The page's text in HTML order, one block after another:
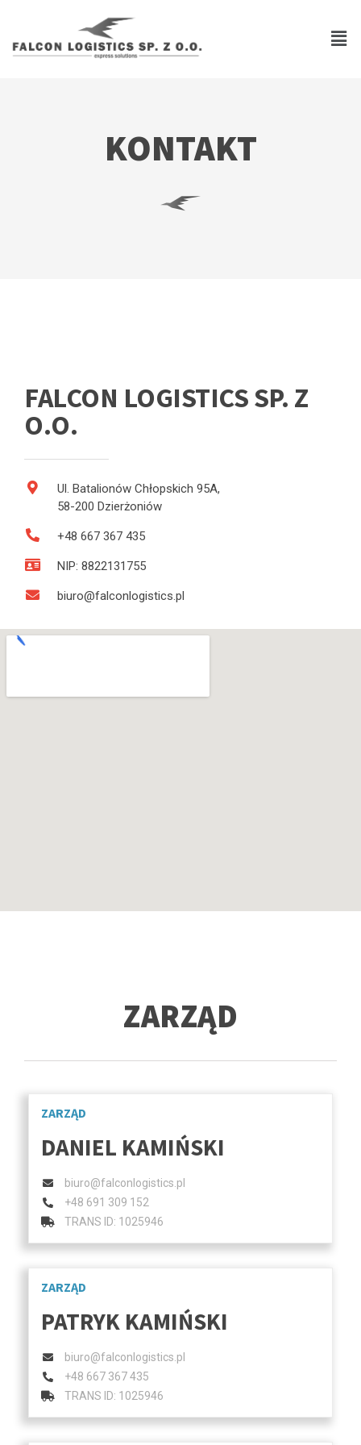
KONTAKT
FALCON LOGISTICS SP. Z
O.O.
Ul. Batalionów Chłopskich 95A,
58-200 Dzierżoniów
+48 667 367 435
NIP: 8822131755
biuro@falconlogistics.pl
ZARZĄD
ZARZĄD
DANIEL KAMIŃSKI
biuro@falconlogistics.pl
+48 691 309 152
TRANS ID: 1025946
ZARZĄD
PATRYK KAMIŃSKI
biuro@falconlogistics.pl
+48 667 367 435
TRANS ID: 1025946